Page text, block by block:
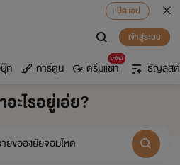
เปิดแอป
เข้าสู่ระบบ
ก การ์ตูน
มาใหม่
ดรีมแชท ธัญลิสต์
ะไรอยู่เอ่ย?